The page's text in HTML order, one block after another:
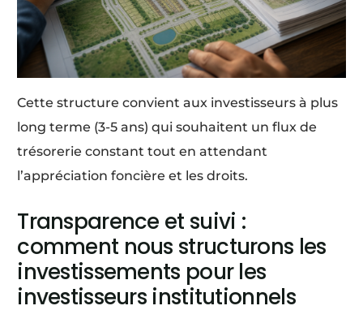
Cette structure convient aux investisseurs à plus
long terme (3-5 ans) qui souhaitent un flux de
trésorerie constant tout en attendant
l’appréciation foncière et les droits.
Transparence et suivi :
comment nous structurons les
investissements pour les
investisseurs institutionnels